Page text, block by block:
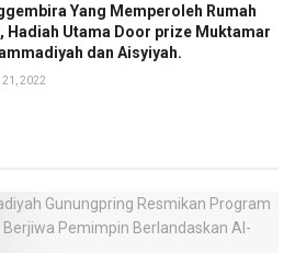
Yang Memperoleh Rumah
Hadiah Utama Door prize Muktamar
dan Aisyiyah.
21, 2022